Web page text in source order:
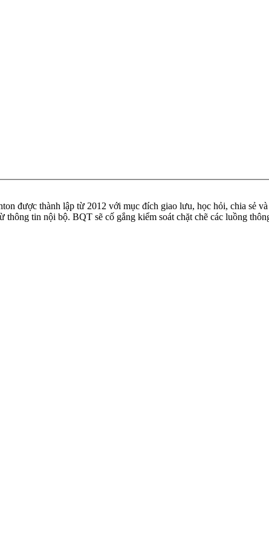
được thành lập từ 2012 với mục đích giao lưu, học hỏi, chia sẻ
tin nội bộ. BQT sẽ cố gắng kiểm soát chặt chẽ các luồng